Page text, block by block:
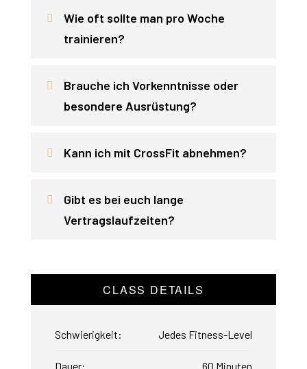
Wie oft sollte man pro Woche
trainieren?
Brauche ich Vorkenntnisse oder
besondere Ausrüstung?
Kann ich mit CrossFit abnehmen?
Gibt es bei euch lange
Vertragslaufzeiten?
CLASS DETAILS
Schwierigkeit: Jedes Fitness-Level
Dauer: 60 Minuten